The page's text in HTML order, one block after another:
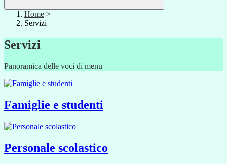
Home >
Servizi
Servizi
Panoramica delle voci di menu
Famiglie e studenti
Personale scolastico